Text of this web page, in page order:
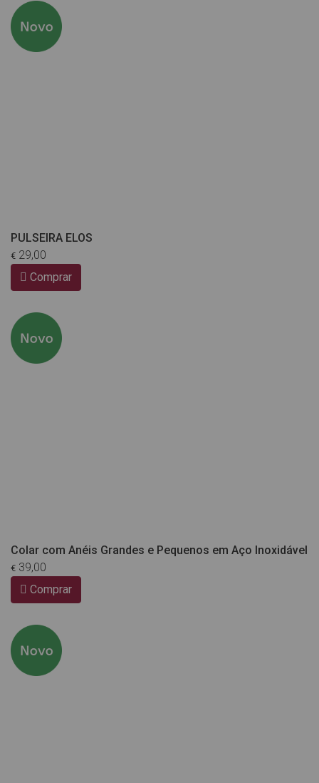
PULSEIRA ELOS
€ 29,00
Comprar
Colar com Anéis Grandes e Pequenos em Aço Inoxidável
€ 39,00
Comprar